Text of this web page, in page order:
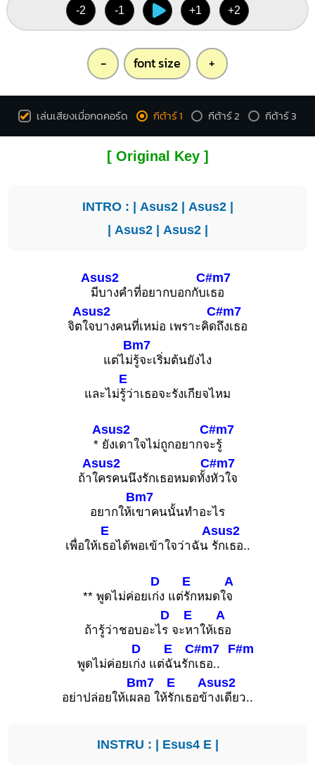
-2 -1 +1 +2
- font size +
เล่นเสียงเมื่อกดคอร์ด กีต้าร์ 1 กีต้าร์ 2 กีต้าร์ 3
[ Original Key ]
INTRO : | Asus2| Asus2|
| Asus2| Asus2|
Asus2
มีบางคำที่อยากบอกกับ
C#m7
เธอ
จิต
Asus2
ใจบางคนที่เหม่อ เพราะคิด
C#m7
ถึงเธอ
แต่ไม่
Bm7
รู้จะเริ่มต้นยังไง
และไม่
E
รู้ว่าเธอจะรังเกียจไหม
*
Asus2
ยังเดาใจไม่ถูกอยากจ
C#m7
ะรู้
ถ้า
Asus2
ใครคนนึงรักเธอหมดทั้ง
C#m7
หัวใจ
อยากให้เ
Bm7
ขาคนนั้นทำอะไร
เพื่อให้เ
E
ธอได้พอเข้าใจว่าฉัน
Asus2
รักเธอ..
** พูดไม่ค่อยเ
D
ก่ง แต่
E
รักหมดใ
A
จ
ถ้ารู้ว่าชอบอะไ
D
ร จะ
E
หาให้เ
A
ธอ
พูดไม่ค่อยเ
D
ก่ง แต่
E
ฉันรัก
C#m7
เธอ..
F#m
อย่าปล่อยให้เผ
Bm7
ลอ ให้
E
รักเธอข้
Asus2
างเดียว..
INSTRU : | Esus4 E|